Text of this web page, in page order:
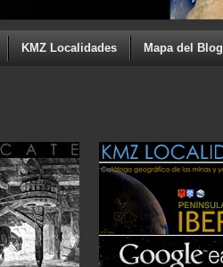
KMZ Localidades Mapa del Blog